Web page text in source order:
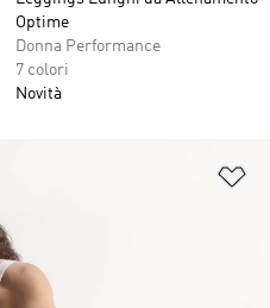
Optime
Donna Performance
7 colori
Novità